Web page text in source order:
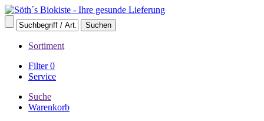
Sortiment
Filter0
Service
Suche
Warenkorb